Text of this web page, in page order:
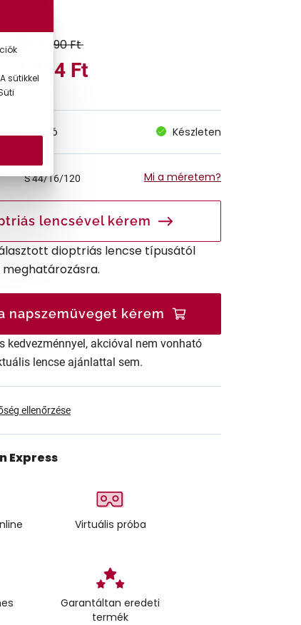
12.090 Ft
7.254 Ft
Készleten
S44/16/120 Mi a méretem?
lencsével kérem
dioptriás lencse típusától
napszemüveget kérem
kedvezménnyel, akcióval nem vonható
lencse ajánlattal sem.
ellenőrzése
Express
Virtuális próba
Garantáltan eredeti
termék
sütikkel